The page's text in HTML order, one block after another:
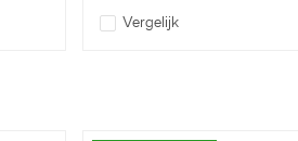
Vergelijk